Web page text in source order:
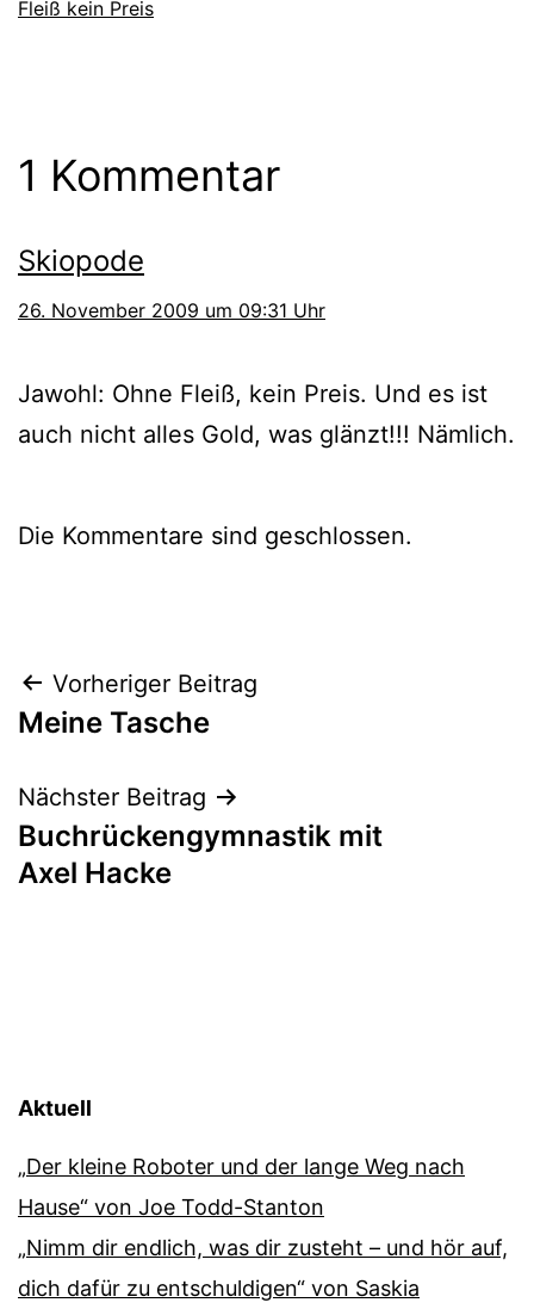
Fleiß kein Preis
1 Kommentar
Skiopode
26. November 2009 um 09:31 Uhr
Jawohl: Ohne Fleiß, kein Preis. Und es ist
auch nicht alles Gold, was glänzt!!! Nämlich.
Die Kommentare sind geschlossen.
Beitragsnavigation
Vorheriger Beitrag
Meine Tasche
Nächster Beitrag
Buchrückengymnastik mit
Axel Hacke
Aktuell
„Der kleine Roboter und der lange Weg nach
Hause“ von Joe Todd-Stanton
„Nimm dir endlich, was dir zusteht – und hör auf,
dich dafür zu entschuldigen“ von Saskia